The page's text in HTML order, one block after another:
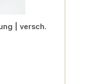
| versch.